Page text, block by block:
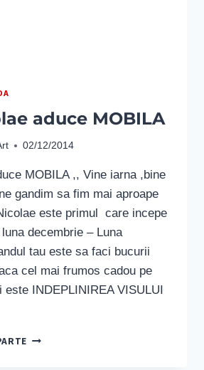
aduce MOBILA
02/12/2014
MOBILA ,, Vine iarna ,bine
gandim sa fim mai aproape
este primul care incepe
decembrie – Luna
tau este sa faci bucurii
cel mai frumos cadou pe
INDEPLINIREA VISULUI
MOS